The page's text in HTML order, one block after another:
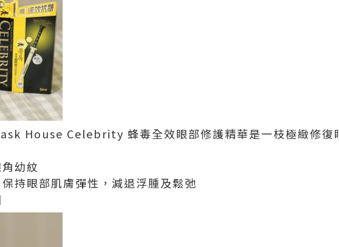
House Celebrity 蜂毒全效眼部修護精華是一枝極緻修復
幼紋
持眼部肌膚彈性，減退浮腫及鬆弛